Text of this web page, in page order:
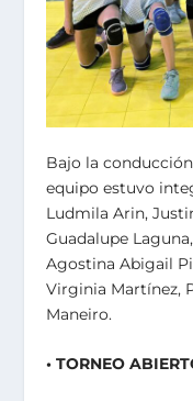
Bajo la
equipo estuvo
Ludmila Arin,
Guadalupe
Agostina Abigail
Virginia Martínez,
Maneiro.
• TORNEO